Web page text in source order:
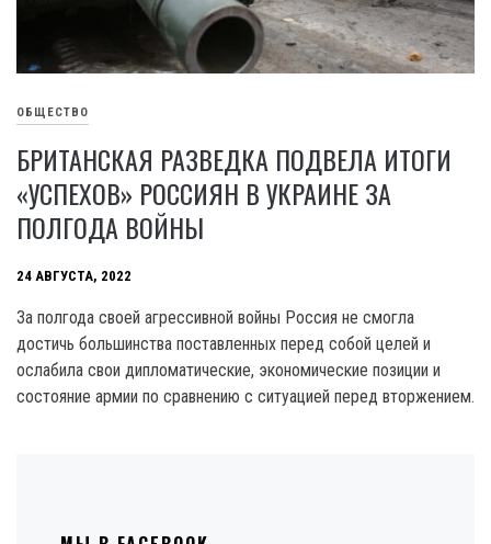
ОБЩЕСТВО
БРИТАНСКАЯ РАЗВЕДКА ПОДВЕЛА ИТОГИ
«УСПЕХОВ» РОССИЯН В УКРАИНЕ ЗА
ПОЛГОДА ВОЙНЫ
24 АВГУСТА, 2022
За полгода своей агрессивной войны Россия не смогла
достичь большинства поставленных перед собой целей и
ослабила свои дипломатические, экономические позиции и
состояние армии по сравнению с ситуацией перед вторжением.